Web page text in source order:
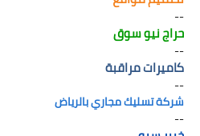
--
حراج نيو سوق
--
كاميرات مراقبة
--
شركة تسليك مجاري بالرياض
--